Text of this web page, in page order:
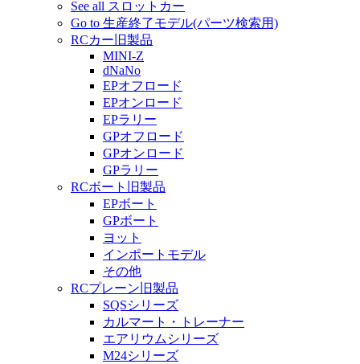
See all スロットカー
Go to 生産終了モデル(パーツ検索用)
RCカー旧製品
MINI-Z
dNaNo
EPオフロード
EPオンロード
EPラリー
GPオフロード
GPオンロード
GPラリー
RCボート旧製品
EPボート
GPボート
ヨット
インポートモデル
その他
RCプレーン旧製品
SQSシリーズ
カルマート・トレーナー
エアリウムシリーズ
M24シリーズ